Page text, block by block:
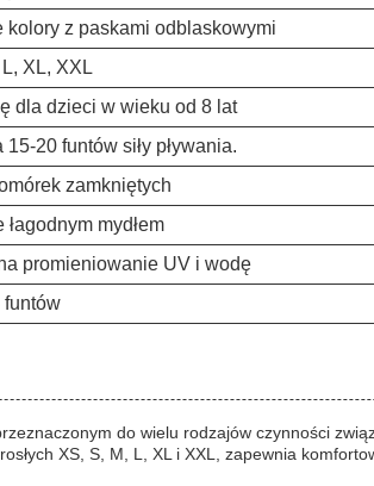
kolory z paskami odblaskowymi
XL, XXL
dla dzieci w wieku od 8 lat
20 funtów siły pływania.
zamkniętych
łagodnym mydłem
promieniowanie UV i wodę
funtów
do wielu rodzajów czynności
XS, S, M, L, XL i XXL, zapewnia